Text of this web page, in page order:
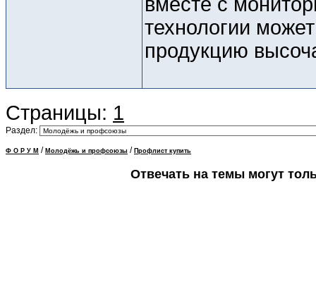
технологии
продукцию
Страницы: 1
Раздел:
Ф О Р У М / Молодёжь и профсоюзы / Профлист купить
Отвечать на темы могут